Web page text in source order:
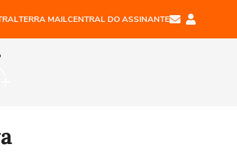
TERRA MAILCENTRAL DO ASSINANTE